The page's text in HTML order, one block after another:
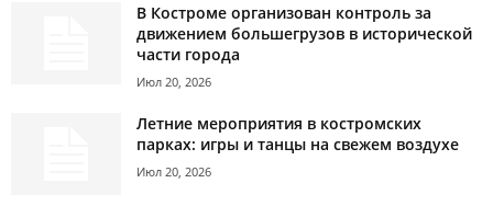
В Костроме организован контроль за
движением большегрузов в исторической
части города
Июл 20, 2026
Летние мероприятия в костромских
парках: игры и танцы на свежем воздухе
Июл 20, 2026